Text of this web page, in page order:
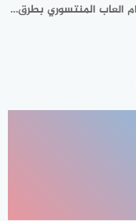
استخدام العاب المنتسوري بطرق مختلفة لتطوير مهارات الأطفال